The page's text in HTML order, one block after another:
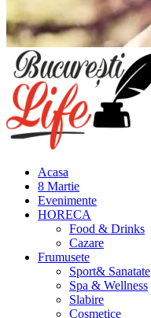
Meniu
principal
Acasa
8 Martie
Evenimente
HORECA
Food & Drinks
Cazare
Frumusete
Sport& Sanatate
Spa & Wellness
Slabire
Cosmetice